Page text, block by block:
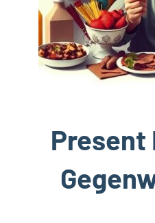
Present